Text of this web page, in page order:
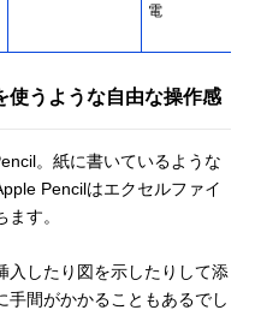
電
使うような自由な操作感
。紙に書いているような
Pencilはエクセルファイ
す。
入したり図を示したりして添
手間がかかることもあるでし